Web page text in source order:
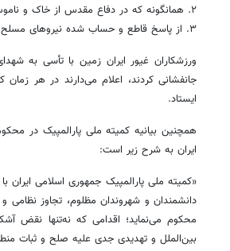
۲. همانگونه که در دفاع مقدس از خاک و ناموس ملت ایران دفاع کردیم، امروز نیز آماده هرگونه فداکاری هستیم
۳. از پاسخ قاطع و حساب شده نیروهای مسلح جمهوری اسلامی ایران حمایت بی قید و شرط داریم
جانفشانی کردند، اعلام می‌دارند در هر
ایستاد.
همچنین بیانیه کمیته ملی پارالمپیک در
ایران به شرح زیر است:
«کمیته ملی پارالمپیک جمهوری اسلامی
دانشمندان و شهروندان مظلوم، تجاوز
محکوم می‌نماید؛ اقدامی که نه‌تنها نقض
بین‌الملل و تهدیدی جدی علیه صلح و ثبات